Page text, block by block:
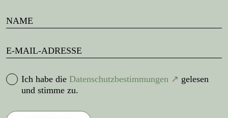
Ich habe die Datenschutzbestimmungen
gelesen
und stimme zu.